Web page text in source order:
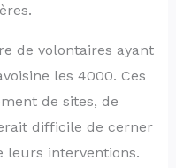
de volontaires ayant
les 4000. Ces
de sites, de
difficile de cerner
leurs interventions.